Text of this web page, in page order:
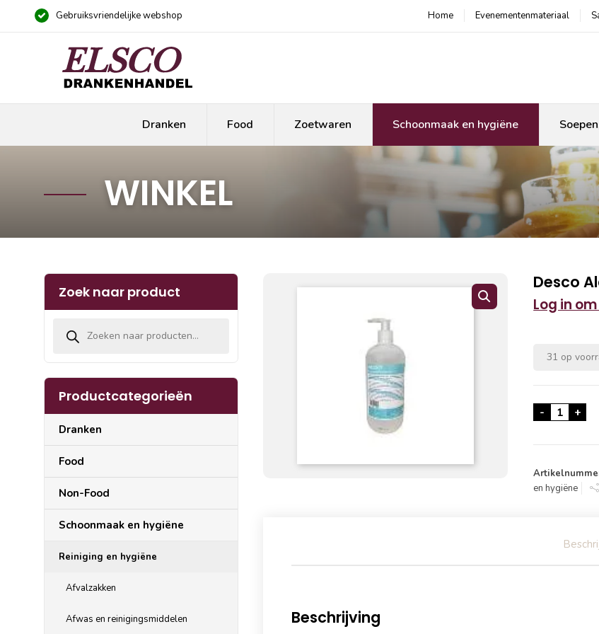
Gebruiksvriendelijke webshop Home Evenementenmateriaal
Dranken Food Zoetwaren Schoonmaak en hygiëne
WINKEL
Desco
Log in
31 op
- Desco
+
en hygiëne
Beschrijving
Zoek naar product
Productcategorieën
Dranken
Food
Non-Food
Schoonmaak en hygiëne
Reiniging en hygiëne
Afvalzakken
Afwas en reinigingsmiddelen